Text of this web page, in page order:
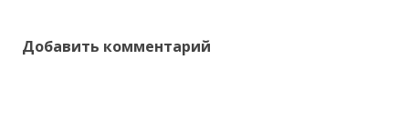
Добавить комментарий